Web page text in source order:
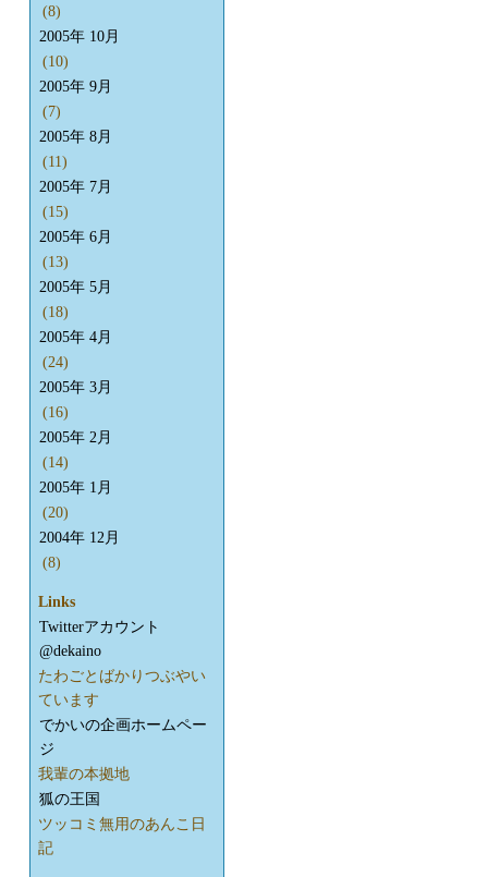
(8)
2005年 10月
(10)
2005年 9月
(7)
2005年 8月
(11)
2005年 7月
(15)
2005年 6月
(13)
2005年 5月
(18)
2005年 4月
(24)
2005年 3月
(16)
2005年 2月
(14)
2005年 1月
(20)
2004年 12月
(8)
Links
Twitterアカウント
@dekaino
たわごとばかりつぶやい
ています
でかいの企画ホームペー
ジ
我輩の本拠地
狐の王国
ツッコミ無用のあんこ日
記